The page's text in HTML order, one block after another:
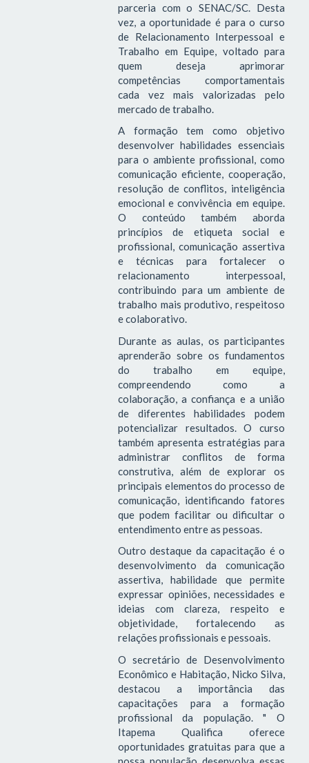
parceria com o SENAC/SC. Desta
vez, a oportunidade é para o curso
de Relacionamento Interpessoal e
Trabalho em Equipe, voltado para
quem deseja aprimorar
competências comportamentais
cada vez mais valorizadas pelo
mercado de trabalho.
A formação tem como objetivo
desenvolver habilidades essenciais
para o ambiente profissional, como
comunicação eficiente, cooperação,
resolução de conflitos, inteligência
emocional e convivência em equipe.
O conteúdo também aborda
princípios de etiqueta social e
profissional, comunicação assertiva
e técnicas para fortalecer o
relacionamento interpessoal,
contribuindo para um ambiente de
trabalho mais produtivo, respeitoso
e colaborativo.
Durante as aulas, os participantes
aprenderão sobre os fundamentos
do trabalho em equipe,
compreendendo como a
colaboração, a confiança e a união
de diferentes habilidades podem
potencializar resultados. O curso
também apresenta estratégias para
administrar conflitos de forma
construtiva, além de explorar os
principais elementos do processo de
comunicação, identificando fatores
que podem facilitar ou dificultar o
entendimento entre as pessoas.
Outro destaque da capacitação é o
desenvolvimento da comunicação
assertiva, habilidade que permite
expressar opiniões, necessidades e
ideias com clareza, respeito e
objetividade, fortalecendo as
relações profissionais e pessoais.
O secretário de Desenvolvimento
Econômico e Habitação, Nicko Silva,
destacou a importância das
capacitações para a formação
profissional da população. " O
Itapema Qualifica oferece
oportunidades gratuitas para que a